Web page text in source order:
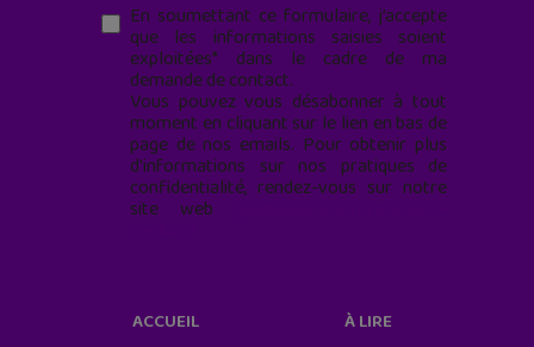
En soumettant ce formulaire, j’accepte
que les informations saisies soient
exploitées* dans le cadre de ma
demande de contact.
Vous pouvez vous désabonner à tout
moment en cliquant sur le lien en bas de
page de nos emails. Pour obtenir plus
d'informations sur nos pratiques de
confidentialité, rendez-vous sur notre
site web
ACCUEIL
À LIRE